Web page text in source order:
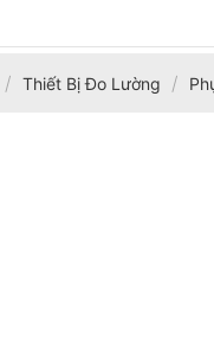
/ Thiết Bị Đo Lường /